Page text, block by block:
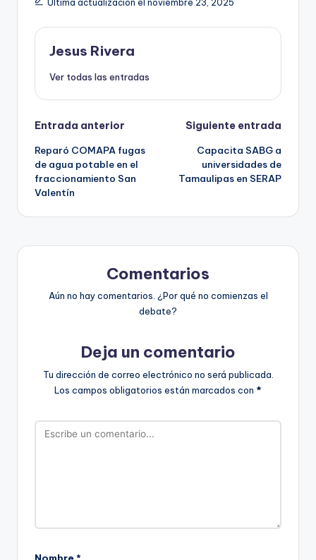
Última actualización el noviembre 23, 2025
Jesus Rivera
Ver todas las entradas
Navegación
de
entradas
Entrada anterior
Reparó COMAPA fugas
de agua potable en el
fraccionamiento San
Valentín
Siguiente entrada
Capacita SABG a
universidades de
Tamaulipas en SERAP
Comentarios
Aún no hay comentarios. ¿Por qué no comienzas el
debate?
Deja un comentario
Tu dirección de correo electrónico no será publicada.
Los campos obligatorios están marcados con *